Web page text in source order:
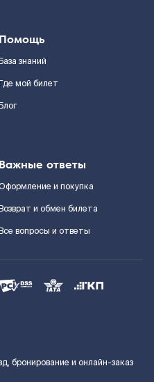
Помощь
знаний
мой билет
Важные ответы
и покупка
и обмен билета
вопросы и ответы
бронирование и онлайн-заказ